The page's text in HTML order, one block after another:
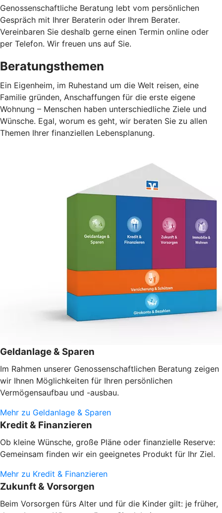
Genossenschaftliche Beratung lebt vom persönlichen
Gespräch mit Ihrer Beraterin oder Ihrem Berater.
Vereinbaren Sie deshalb gerne einen Termin online oder
per Telefon. Wir freuen uns auf Sie.
Beratungsthemen
Ein Eigenheim, im Ruhestand um die Welt reisen, eine
Familie gründen, Anschaffungen für die erste eigene
Wohnung – Menschen haben unterschiedliche Ziele und
Wünsche. Egal, worum es geht, wir beraten Sie zu allen
Themen Ihrer finanziellen Lebensplanung.
Geldanlage & Sparen
Im Rahmen unserer Genossenschaftlichen Beratung zeigen
wir Ihnen Möglichkeiten für Ihren persönlichen
Vermögensaufbau und -ausbau.
Mehr zu Geldanlage & Sparen
Kredit & Finanzieren
Ob kleine Wünsche, große Pläne oder finanzielle Reserve:
Gemeinsam finden wir ein geeignetes Produkt für Ihr Ziel.
Mehr zu Kredit & Finanzieren
Zukunft & Vorsorgen
Beim Vorsorgen fürs Alter und für die Kinder gilt: je früher,